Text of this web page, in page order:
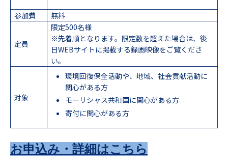
参加費 無料
定員
限定500名様
※先着順となります。限定数を超えた場合は、後
日WEBサイトに掲載する録画映像をご覧くださ
い。
対象
環境回復保全活動や、地域、社会貢献活動に
関心がある方
モーリシャス共和国に関心がある方
寄付に関心がある方
お申込み・詳細はこちら